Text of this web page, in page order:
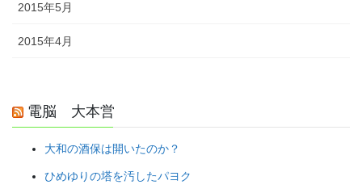
2015年5月
2015年4月
電脳 大本営
大和の酒保は開いたのか？
ひめゆりの塔を汚したパヨク